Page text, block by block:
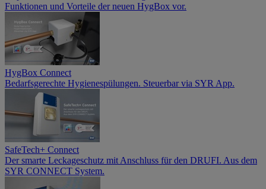
Funktionen und Vorteile der neuen HygBox vor.
HygBox Connect
Bedarfsgerechte Hygienespülungen. Steuerbar via SYR App.
SafeTech+ Connect
Der smarte Leckageschutz mit Anschluss für den DRUFI. Aus dem
SYR CONNECT System.